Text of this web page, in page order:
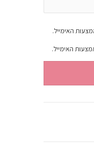
האימייל.
האימייל.